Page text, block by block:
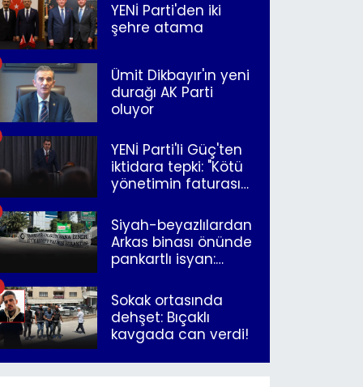
YENİ Parti'den iki
şehre atama
Ümit Dikbayır'ın yeni
durağı AK Parti
oluyor
YENİ Parti'li Güç'ten
iktidara tepki: "Kötü
yönetimin faturasını
Siyah-beyazlılardan
Arkas binası önünde
pankartlı isyan:
İzmir"
Sokak ortasında
dehşet: Bıçaklı
kavgada can verdi!